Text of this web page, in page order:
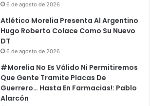
6 de agosto de 2026
Atlético Morelia Presenta Al Argentino
Hugo Roberto Colace Como Su Nuevo
DT
6 de agosto de 2026
#Morelia No Es Válido Ni Permitiremos
Que Gente Tramite Placas De
Guerrero… Hasta En Farmacias!: Pablo
Alarcón